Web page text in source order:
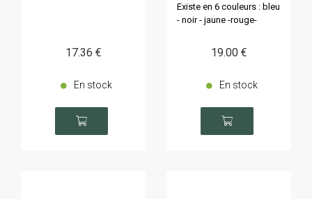
17.36 €
En stock
Existe en 6 couleurs : bleu
- noir - jaune -rouge-
19.00 €
En stock